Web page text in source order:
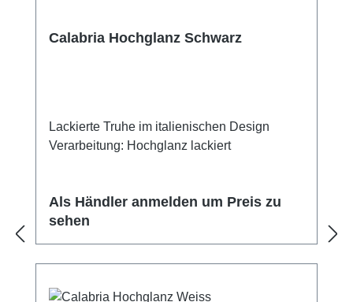
Calabria Hochglanz Schwarz
Lackierte Truhe im italienischen Design
Verarbeitung: Hochglanz lackiert
Als Händler anmelden um Preis zu
sehen